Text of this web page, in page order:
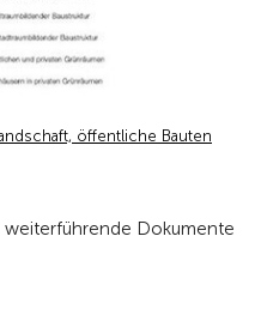
öffentliche Bauten
Dokumente